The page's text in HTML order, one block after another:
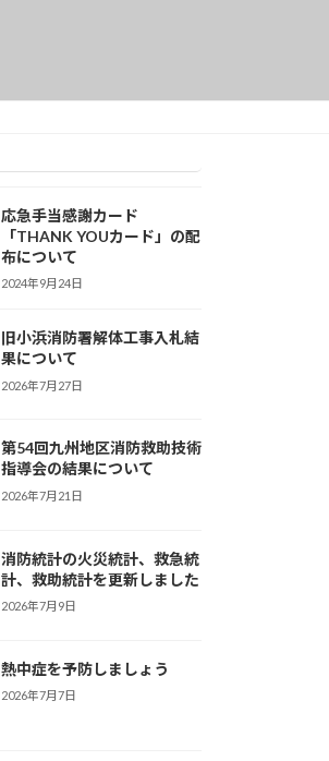
応急手当感謝カード
「THANK YOUカード」の配
布について
2024年9月24日
旧小浜消防署解体工事入札結
果について
2026年7月27日
第54回九州地区消防救助技術
指導会の結果について
2026年7月21日
消防統計の火災統計、救急統
計、救助統計を更新しました
2026年7月9日
熱中症を予防しましょう
2026年7月7日